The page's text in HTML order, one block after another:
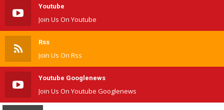
Youtube
Join Us On Youtube
Rss
Join Us On Rss
Youtube Googlenews
Join Us On Youtube Googlenews